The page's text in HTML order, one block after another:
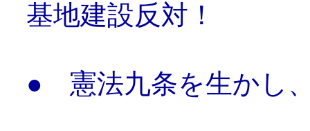
基地建設反対！
● 憲法九条を生かし